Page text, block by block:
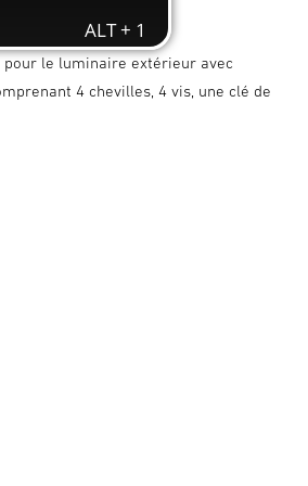
pour le luminaire extérieur avec
4 chevilles, 4 vis, une clé de